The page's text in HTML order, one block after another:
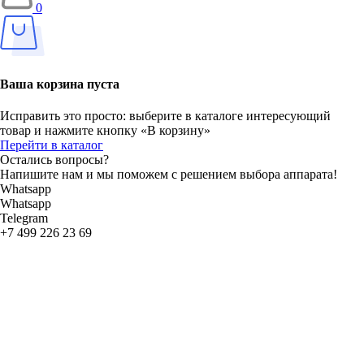
0
Ваша корзина пуста
Исправить это просто: выберите в каталоге интересующий
товар и нажмите кнопку «В корзину»
Перейти в каталог
Остались вопросы?
Напишите нам и мы поможем с решением выбора аппарата!
Whatsapp
Whatsapp
Telegram
+7 499 226 23 69